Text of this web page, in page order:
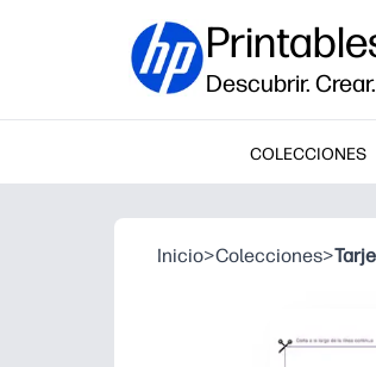
Descubrir.
COLECCIONES
Inicio>Colecciones>